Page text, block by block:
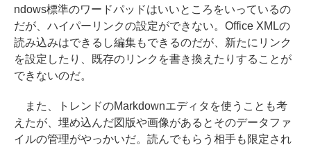
ndows標準のワードパッドはいいところをいっているの
だが、ハイパーリンクの設定ができない。Office XMLの
読み込みはできるし編集もできるのだが、新たにリンク
を設定したり、既存のリンクを書き換えたりすることが
できないのだ。
また、トレンドのMarkdownエディタを使うことも考
えたが、埋め込んだ図版や画像があるとそのデータファ
イルの管理がやっかいだ。読んでもらう相手も限定され